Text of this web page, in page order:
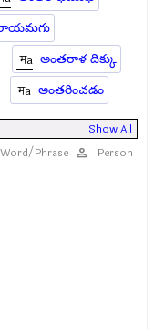
అంతరాళ దిక్కు
అంతరించడం
Show All
Word/Phrase Person